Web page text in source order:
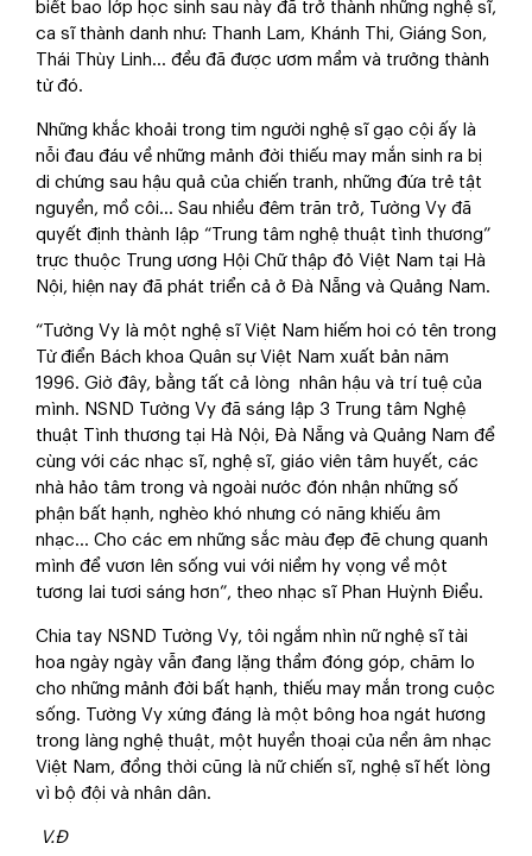
biết bao lớp học sinh sau này đã trở thành những nghệ sĩ,
ca sĩ thành danh như: Thanh Lam, Khánh Thi, Giáng Son,
Thái Thùy Linh… đều đã được ươm mầm và trưởng thành
từ đó.
Những khắc khoải trong tim người nghệ sĩ gạo cội ấy là
nỗi đau đáu về những mảnh đời thiếu may mắn sinh ra bị
di chứng sau hậu quả của chiến tranh, những đứa trẻ tật
nguyền, mồ côi… Sau nhiều đêm trăn trở, Tường Vy đã
quyết định thành lập “Trung tâm nghệ thuật tình thương”
trực thuộc Trung ương Hội Chữ thập đỏ Việt Nam tại Hà
Nội, hiện nay đã phát triển cả ở Đà Nẵng và Quảng Nam.
“Tường Vy là một nghệ sĩ Việt Nam hiếm hoi có tên trong
Từ điển Bách khoa Quân sự Việt Nam xuất bản năm
1996. Giờ đây, bằng tất cả lòng nhân hậu và trí tuệ của
mình. NSND Tường Vy đã sáng lập 3 Trung tâm Nghệ
thuật Tình thương tại Hà Nội, Đà Nẵng và Quảng Nam để
cùng với các nhạc sĩ, nghệ sĩ, giáo viên tâm huyết, các
nhà hảo tâm trong và ngoài nước đón nhận những số
phận bất hạnh, nghèo khó nhưng có năng khiếu âm
nhạc… Cho các em những sắc màu đẹp đẽ chung quanh
mình để vươn lên sống vui với niềm hy vọng về một
tương lai tươi sáng hơn”, theo nhạc sĩ Phan Huỳnh Điểu.
Chia tay NSND Tường Vy, tôi ngắm nhìn nữ nghệ sĩ tài
hoa ngày ngày vẫn đang lặng thầm đóng góp, chăm lo
cho những mảnh đời bất hạnh, thiếu may mắn trong cuộc
sống. Tường Vy xứng đáng là một bông hoa ngát hương
trong làng nghệ thuật, một huyền thoại của nền âm nhạc
Việt Nam, đồng thời cũng là nữ chiến sĩ, nghệ sĩ hết lòng
vì bộ đội và nhân dân.
V.Đ